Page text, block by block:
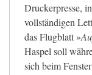
Druckerpresse,
vollständigen
das Flugblatt »
Haspel soll
sich beim